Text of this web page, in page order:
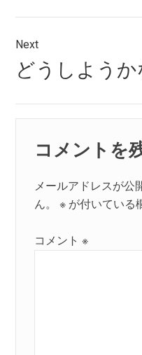
ビ
ゲ
ー
シ
ョ
ン
Next
Next
post:
どうしようか
コメントを
メールアドレスが公
ん。
※ が付いている
コメント※